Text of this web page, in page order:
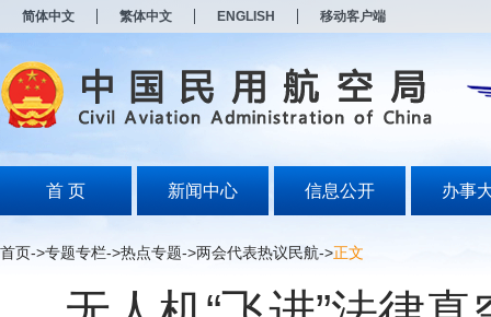
简体中文 繁体中文 ENGLISH 移动客户端
首 页 新闻中心 信息公开 办事
首页->专题专栏->热点专题->两会代表热议民航->正文
打
开
无
障
说
按
Alt